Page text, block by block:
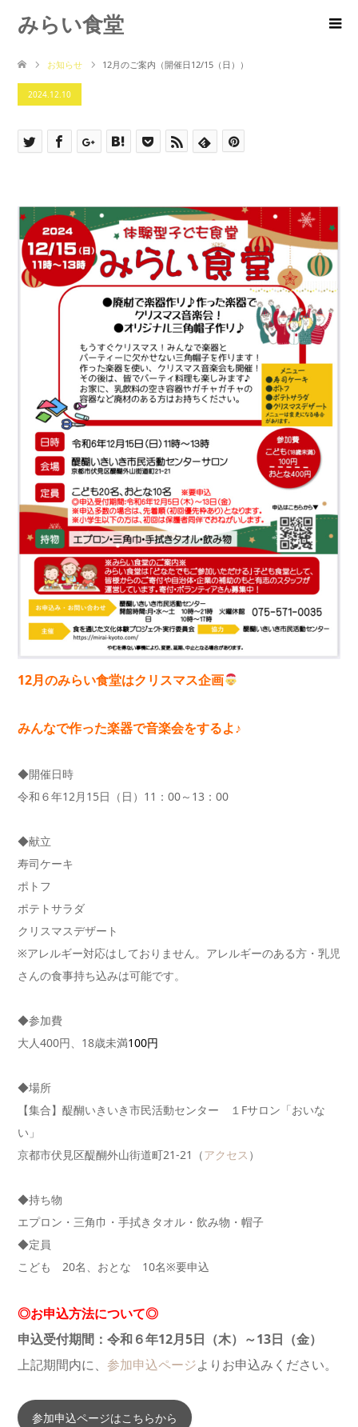
みらい食堂
お知らせ 12月のご案内（開催日12/15（日））
2024.12.10
12月のみらい食堂はクリスマス企画
みんなで作った楽器で音楽会をするよ♪
◆開催日時
令和６年12月15日（日）11：00～13：00
◆献立
寿司ケーキ
ポトフ
ポテトサラダ
クリスマスデザート
※アレルギー対応はしておりません。アレルギーのある方・乳児
さんの食事持ち込みは可能です。
◆参加費
大人400円、18歳未満100円
◆場所
【集合】醍醐いきいき市民活動センター １Fサロン「おいな
い」
京都市伏見区醍醐外山街道町21-21（アクセス ）
◆持ち物
エプロン・三角巾・手拭きタオル・飲み物・帽子
◆定員
こども 20名、おとな 10名※要申込
◎お申込方法について◎
申込受付期間：令和６年12月5日（木）～13日（金）
上記期間内に、 参加申込ページよりお申込みください。
参加申込ページはこちらから